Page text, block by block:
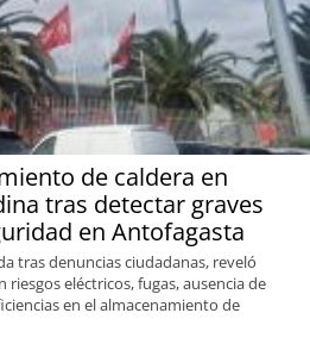
de caldera en
tras detectar graves
en Antofagasta
tras denuncias ciudadanas, reveló
eléctricos, fugas, ausencia de
en el almacenamiento de